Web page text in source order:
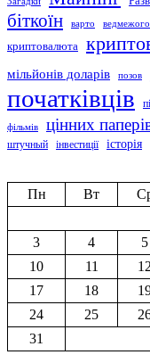
біткоїн варто
криптовалюта
мільйонів доларів позов
початківців
фільмів цінних
штучный інвестиції історія
Пн
Вт
3
4 5
10
11
17
18
24
25
31